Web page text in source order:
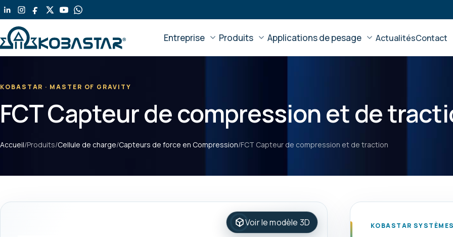
Aller
au
contenu
principal
Entreprise Produits Applications de pesage ActualitésContact
KOBASTAR · MASTER OF GRAVITY
FCT Capteur de compression et de
Accueil/Produits/Cellule de charge/Capteurs de force en Compression/FCT Capteur de compression et de traction
Voir le modèle 3D KOBASTAR